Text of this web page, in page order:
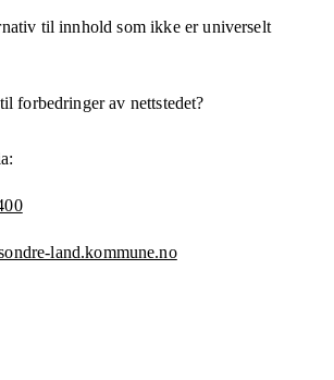
til innhold som ikke er universelt
forbedringer av nettstedet?
land.kommune.no